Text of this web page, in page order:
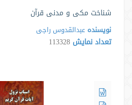
شناخت مکی و مدنی قرآن
نویسنده عبدالقدوس راجی
تعداد نمایش 113328